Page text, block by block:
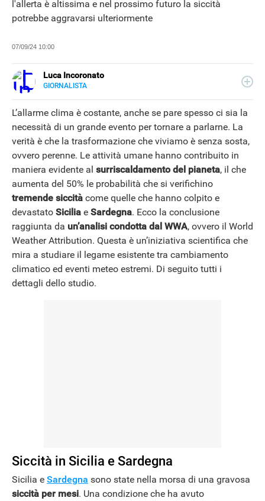
NEWS
l'allerta è altissima e nel prossimo futuro la siccità
potrebbe aggravarsi ulteriormente
07/09/24 10:00
Luca Incoronato
GIORNALISTA
LINKEDIN
accumulato esperienze in TV, redazioni giornalistiche
fisiche e online, così come in TV, come autore, giornalista
e copywriter. Per Libero Tecnologia scrivo nella sezione
Scienza.
L’allarme clima è costante, anche se pare spesso ci sia la
necessità di un grande evento per tornare a parlarne. La
verità è che la trasformazione che viviamo è senza sosta,
ovvero perenne. Le attività umane hanno contribuito in
maniera evidente al surriscaldamento del pianeta, il che
aumenta del 50% le probabilità che si verifichino
tremende siccità come quelle che hanno colpito e
devastato Sicilia e Sardegna. Ecco la conclusione
raggiunta da un’analisi condotta dal WWA, ovvero il World
Weather Attribution. Questa è un’iniziativa scientifica che
mira a studiare il legame esistente tra cambiamento
climatico ed eventi meteo estremi. Di seguito tutti i
dettagli dello studio.
Siccità in Sicilia e Sardegna
Sicilia e Sardegna sono state nella morsa di una gravosa
siccità per mesi. Una condizione che ha avuto